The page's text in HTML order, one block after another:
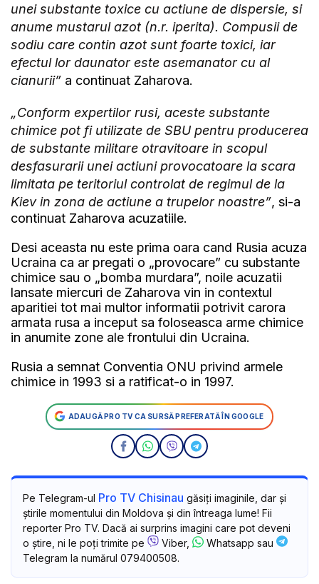
unei substante toxice cu actiune de dispersie, si
anume mustarul azot (n.r. iperita). Compusii de
sodiu care contin azot sunt foarte toxici, iar
efectul lor daunator este asemanator cu al
cianurii” a continuat Zaharova.
„Conform expertilor rusi, aceste substante
chimice pot fi utilizate de SBU pentru producerea
de substante militare otravitoare in scopul
desfasurarii unei actiuni provocatoare la scara
limitata pe teritoriul controlat de regimul de la
Kiev in zona de actiune a trupelor noastre”, si-a
continuat Zaharova acuzatiile.
Desi aceasta nu este prima oara cand Rusia acuza
Ucraina ca ar pregati o „provocare” cu substante
chimice sau o „bomba murdara”, noile acuzatii
lansate miercuri de Zaharova vin in contextul
aparitiei tot mai multor informatii potrivit carora
armata rusa a inceput sa foloseasca arme chimice
in anumite zone ale frontului din Ucraina.
Rusia a semnat Conventia ONU privind armele
chimice in 1993 si a ratificat-o in 1997.
ADAUGĂ PRO TV CA SURSĂ PREFERATĂ ÎN GOOGLE
Pe Telegram-ul Pro TV Chisinau găsiți imaginile, dar și
știrile momentului din Moldova și din întreaga lume! Fii
reporter Pro TV. Dacă ai surprins imagini care pot deveni
o știre, ni le poți trimite pe
Viber,
Whatsapp sau
Telegram la numărul 079400508.